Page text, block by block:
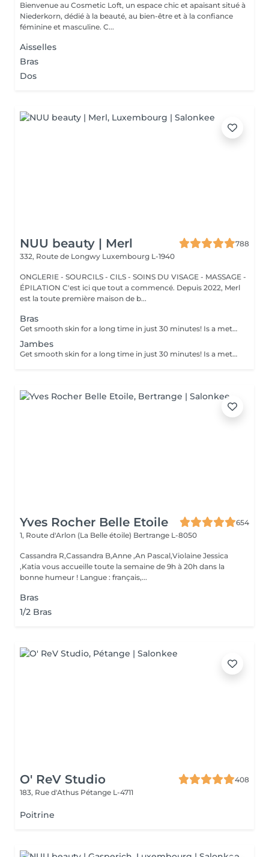
Bienvenue au Cosmetic Loft, un espace chic et apaisant situé à
Niederkorn, dédié à la beauté, au bien-être et à la confiance
féminine et masculine. C...
Aisselles
Bras
Dos
NUU beauty | Merl
788
332, Route de Longwy Luxembourg L-1940
ONGLERIE - SOURCILS - CILS - SOINS DU VISAGE - MASSAGE -
ÉPILATION C'est ici que tout a commencé. Depuis 2022, Merl
est la toute première maison de b...
Bras
Get smooth skin for a long time in just 30 minutes! Is a method of hair removal when your hair is pulled out with warm wax with the hair follicle. How is wax epilation done? - preparation (the beautician applies a special antiseptic lotion to the skin) - wax is applied (the wax mixture is heated to a certain temperature, after which it is applied to the skin using a wooden stick) - depilation (after the wax hardens the beautician removes the wax strips with hair using sharp movements) - wax residue are removed (wax residues are cleaned off and aloe vera cream is applied) Age restrictions: recommended to do from 14 years. Post procedure recommendations: recommended to do not take hot bath, do not visit sauna, do not swim in the pool for 12 hours after the procedure - it can cause irritation. Frequency: once in 4 weeks.
Jambes
Get smooth skin for a long time in just 30 minutes! Is a method of hair removal when your hair is pulled out with warm wax with the hair follicle. How is wax epilation done? - preparation (the beautician applies a special antiseptic lotion to the skin) - wax is applied (the wax mixture is heated to a certain temperature, after which it is applied to the skin using a wooden stick) - depilation (after the wax hardens the beautician removes the wax strips with hair using sharp movements) - wax residue are removed (wax residues are cleaned off and aloe vera cream is applied) Age restrictions: recommended to do from 14 years. Post procedure recommendations: recommended to do not take hot bath, do not visit sauna, do not swim in the pool for 12 hours after the procedure - it can cause irritation. Frequency: once in 4 weeks.
Yves Rocher Belle Etoile
654
1, Route d'Arlon (La Belle étoile) Bertrange L-8050
Cassandra R,Cassandra B,Anne ,An Pascal,Violaine Jessica
,Katia vous accueille toute la semaine de 9h à 20h dans la
bonne humeur ! Langue : français,...
Bras
1/2 Bras
O' ReV Studio
408
183, Rue d'Athus Pétange L-4711
Poitrine